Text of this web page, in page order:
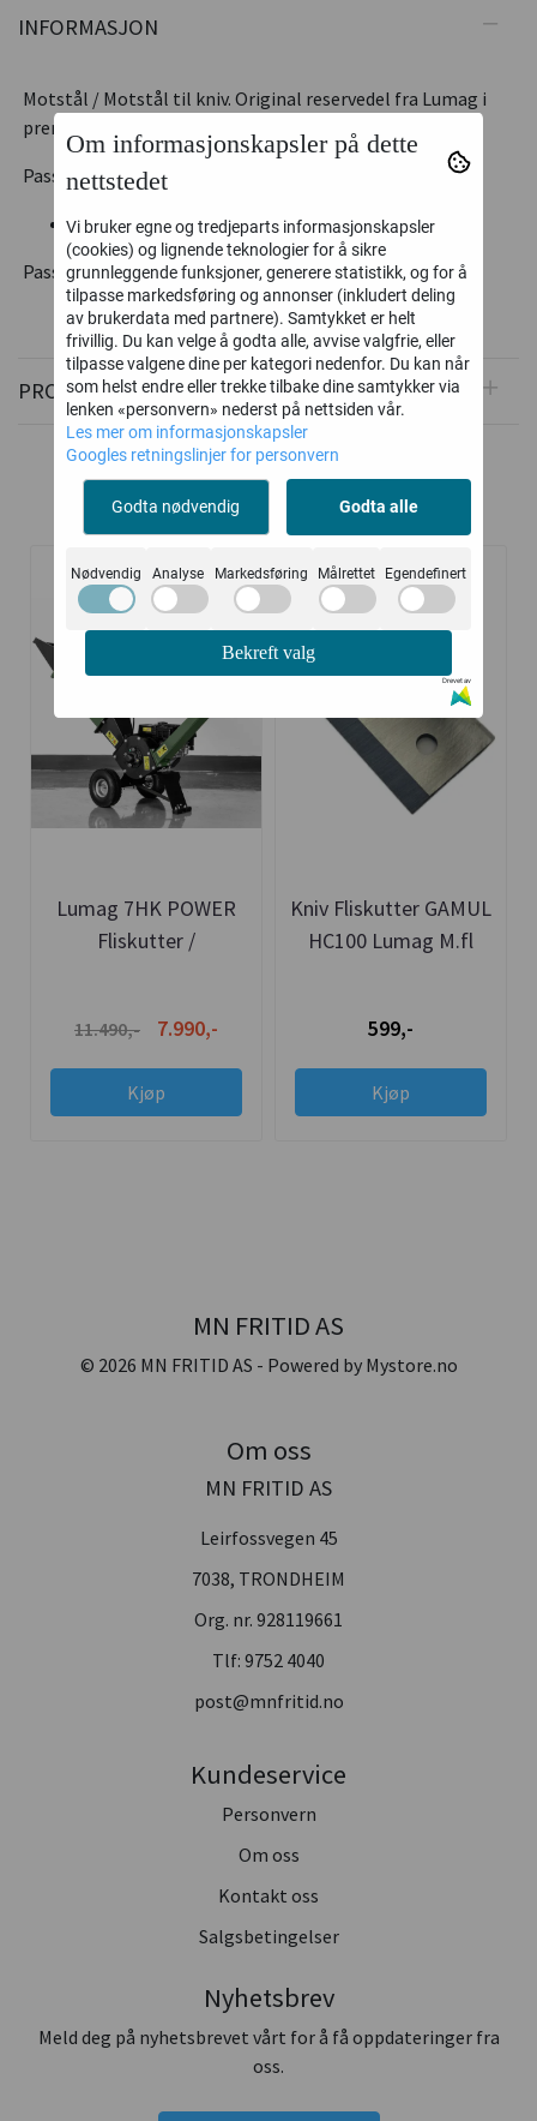
INFORMASJON
Motstål / Motstål til kniv. Original reservedel fra Lumag i
premium utførelse.
Passer modellene:
GAMUL HC100
Passer også bla. Beaver XS m.fl
PRODUSENT
Relaterte produkter
-30%
Lumag 7HK POWER
Fliskutter /
11.490,- 7.990,-
Kjøp
Kniv Fliskutter GAMUL
HC100 Lumag M.fl
599,-
Kjøp
Om informasjonskapsler på dette
nettstedet
Vi bruker egne og tredjeparts informasjonskapsler
(cookies) og lignende teknologier for å sikre
grunnleggende funksjoner, generere statistikk, og for å
tilpasse markedsføring og annonser (inkludert deling
av brukerdata med partnere). Samtykket er helt
frivillig. Du kan velge å godta alle, avvise valgfrie, eller
tilpasse valgene dine per kategori nedenfor. Du kan når
som helst endre eller trekke tilbake dine samtykker via
lenken «personvern» nederst på nettsiden vår.
Les mer om informasjonskapsler
Googles retningslinjer for personvern
Godta nødvendig Godta alle
Nødvendig Analyse Markedsføring Målrettet Egendefinert
Bekreft valg
Drevet av
MN FRITID AS
© 2026 MN FRITID AS - Powered by Mystore.no
Om oss
MN FRITID AS
Leirfossvegen 45
7038, TRONDHEIM
Org. nr. 928119661
Tlf: 9752 4040
post@mnfritid.no
Kundeservice
Personvern
Om oss
Kontakt oss
Salgsbetingelser
Nyhetsbrev
Meld deg på nyhetsbrevet vårt for å få oppdateringer fra
oss.